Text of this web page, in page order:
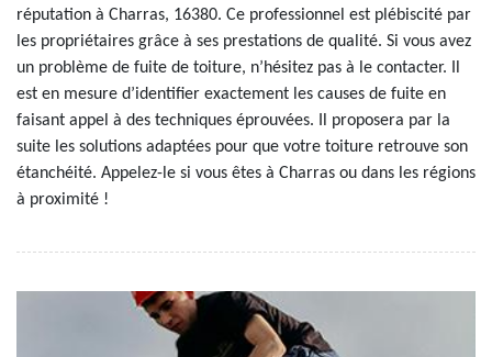
réputation à Charras, 16380. Ce professionnel est plébiscité par
les propriétaires grâce à ses prestations de qualité. Si vous avez
un problème de fuite de toiture, n’hésitez pas à le contacter. Il
est en mesure d’identifier exactement les causes de fuite en
faisant appel à des techniques éprouvées. Il proposera par la
suite les solutions adaptées pour que votre toiture retrouve son
étanchéité. Appelez-le si vous êtes à Charras ou dans les régions
à proximité !